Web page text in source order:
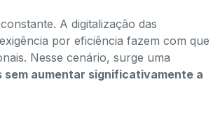
A digitalização das
por eficiência fazem com que
Nesse cenário, surge uma
aumentar significativamente a